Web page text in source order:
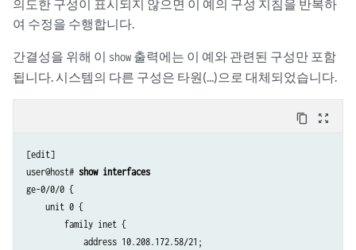
의도한 구성이 표시되지 않으면 이 예의 구성 지침을 반복하
여 수정을 수행합니다.
간결성을 위해 이 show 출력에는 이 예와 관련된 구성만 포함
됩니다. 시스템의 다른 구성은 타원(...)으로 대체되었습니다.
content_copy zoom_out_map
[edit]
user@host# show interfaces
ge-0/0/0 {
    unit 0 {
        family inet {
            address 10.208.172.58/21;